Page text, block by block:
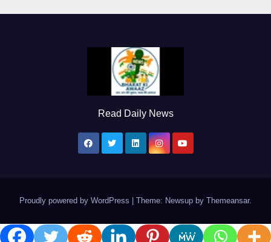
Read Daily News
Proudly powered by WordPress Theme: Newsup by Themeansar.